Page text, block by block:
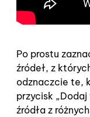
Po prostu
źródeł, z
odznaczcie te,
przycisk
źródła z